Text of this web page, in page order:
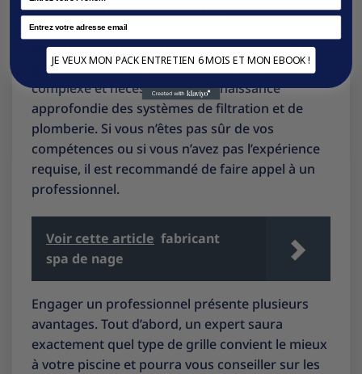
permettre d’économiser de l’argent en évitant
les frais de main-d’œuvre. Cependant, il est
important de noter que le remplacement d’une
grille de bonde de fond peut être une tâche
complexe et nécessite une connaissance
approfondie des systèmes de filtration et de
plomberie. Si vous n’êtes pas sûr de vos
compétences ou si vous n’avez pas l’expérience
requise, il est recommandé de faire appel à un
professionnel.
Voir cette article fabricant
spa de nage
Engager un professionnel présente plusieurs
avantages. Tout d’abord, un expert saura
exactement quel type de grille convient le mieux
à votre piscine et pourra vous conseiller sur les
Email
JE VEUX MON PACK ENTRETIEN 6 MOIS ET MON EBOOK !